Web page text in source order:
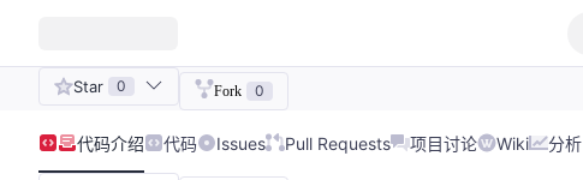
Star 0 Fork 0
代码介绍 代码 Issues Pull Requests 项目讨论 Wiki 分析